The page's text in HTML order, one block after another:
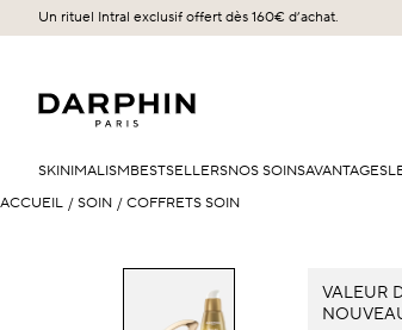
Un rituel Intral exclusif offert dès 160€ d’achat.​
SKINIMALISMBESTSELLERSNOS SOINSAVANTAGES
ACCUEIL / SOIN / COFFRETS SOIN
VALEUR